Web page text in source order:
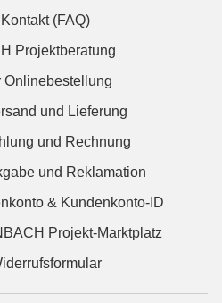
(FAQ)
Projektberatung
Onlinebestellung
und Lieferung
und Rechnung
und Reklamation
& Kundenkonto-ID
Projekt-Marktplatz